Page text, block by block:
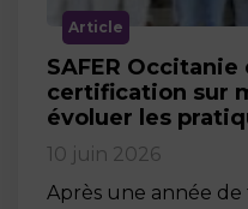
Article
SAFER Occitanie
certification sur
évoluer les
10 juin 2026
Après une année de